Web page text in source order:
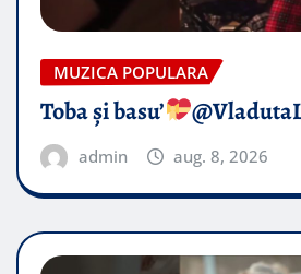
MUZICA POPULARA
Toba și basu’
admin aug. 8, 2026